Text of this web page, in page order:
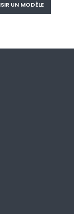
UN MODÈLE